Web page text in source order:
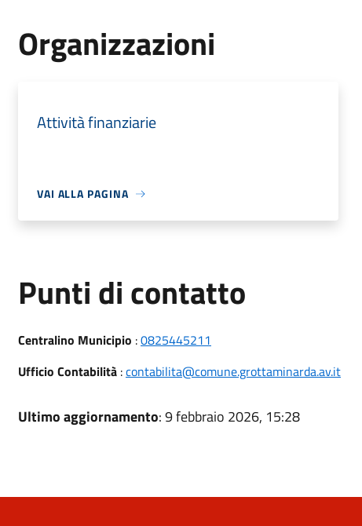
Organizzazioni
Attività finanziarie
VAI ALLA PAGINA
Punti di contatto
Centralino Municipio :0825445211
Ufficio Contabilità:contabilita@comune.grottaminarda.av.it
Ultimo aggiornamento: 9 febbraio 2026, 15:28